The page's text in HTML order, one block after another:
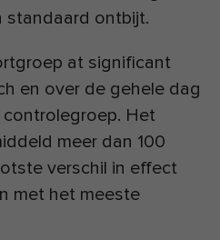
standaard ontbijt.
at significant
en over de gehele dag
Het
meer dan 100
verschil in effect
met het meeste